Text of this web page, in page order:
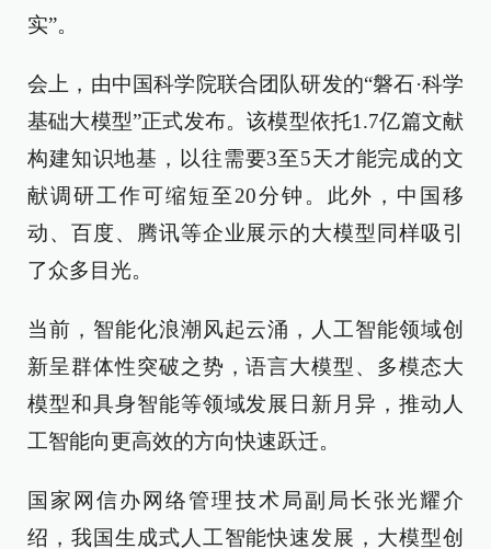
实”。
会上，由中国科学院联合团队研发的“磐石·科学
基础大模型”正式发布。该模型依托1.7亿篇文献
构建知识地基，以往需要3至5天才能完成的文
献调研工作可缩短至20分钟。此外，中国移
动、百度、腾讯等企业展示的大模型同样吸引
了众多目光。
当前，智能化浪潮风起云涌，人工智能领域创
新呈群体性突破之势，语言大模型、多模态大
模型和具身智能等领域发展日新月异，推动人
工智能向更高效的方向快速跃迁。
国家网信办网络管理技术局副局长张光耀介
绍，我国生成式人工智能快速发展，大模型创